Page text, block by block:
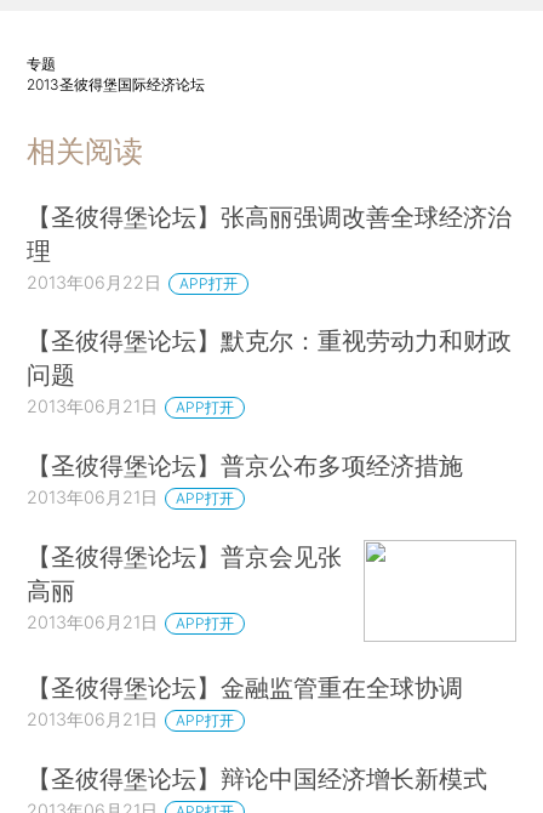
专题
2013圣彼得堡国际经济论坛
相关阅读
【圣彼得堡论坛】张高丽强调改善全球经济治
理
2013年06月22日 APP打开
【圣彼得堡论坛】默克尔：重视劳动力和财政
问题
2013年06月21日 APP打开
【圣彼得堡论坛】普京公布多项经济措施
2013年06月21日 APP打开
【圣彼得堡论坛】普京会见张
高丽
2013年06月21日 APP打开
【圣彼得堡论坛】金融监管重在全球协调
2013年06月21日 APP打开
【圣彼得堡论坛】辩论中国经济增长新模式